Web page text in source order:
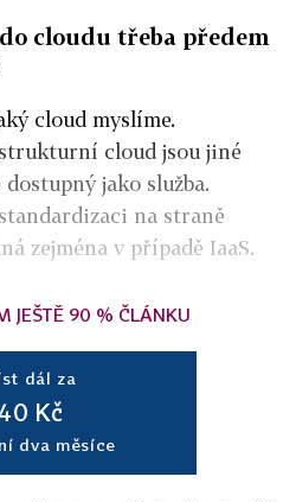
cloudu třeba předem
cloud myslíme.
cloud jsou jiné
jako služba.
na straně
zejména v případě IaaS.
JEŠTĚ 90 % ČLÁNKU
dál za
40 Kč
dva měsíce